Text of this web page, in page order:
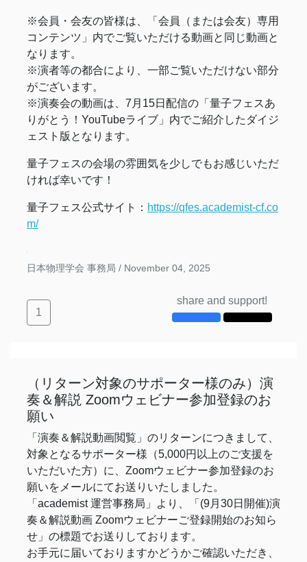
※会員・会友の皆様は、「会員（または会友）専用
コンテンツ」内でご覧いただける動画と同じ動画と
なります。
※演者等の都合により、一部ご覧いただけない部分
がございます。
※演奏会の動画は、7月15日配信の「量子フェスあ
りがとう！YouTubeライブ」内でご紹介したダイジ
ェスト版となります。
量子フェスの会場の雰囲気を少しでもお感じいただ
ければ幸いです！
量子フェス公式サイト： https://qfes.academist-cf.co
m/
日本物理学会 事務局 / November 04, 2025
1
share and support!
（リターン対象のサポーター様のみ）演
奏＆解説 Zoomウェビナー参加登録のお
願い
「演奏＆解説動画閲覧」のリターンにつきまして、
対象となるサポーター様（5,000円以上のご支援を
いただいた方）に、Zoomウェビナー参加登録のお
願いをメールにてお送りいたしました。
「academist 運営事務局」より、「(9月30日開催)演
奏＆解説動画 Zoomウェビナーご登録開始のお知ら
せ」の標題でお送りしております。
お手元に届いておりますかどうかご確認いただき、